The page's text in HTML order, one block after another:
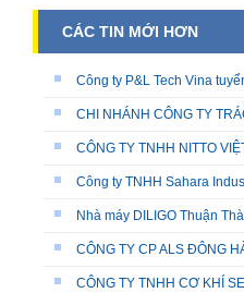
CÁC TIN MỚI HƠN
Công ty P&L Tech Vina
CHI NHÁNH CÔNG TY
CÔNG TY TNHH NITTO
Công ty TNHH Sahara
Nhà máy DILIGO Thuận
CÔNG TY CP ALS ĐÔNG
CÔNG TY TNHH CƠ KHÍ